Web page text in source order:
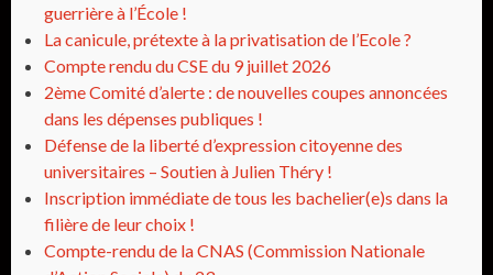
guerrière à l’École !
La canicule, prétexte à la privatisation de l’Ecole ?
Compte rendu du CSE du 9 juillet 2026
2ème Comité d’alerte : de nouvelles coupes annoncées
dans les dépenses publiques !
Défense de la liberté d’expression citoyenne des
universitaires – Soutien à Julien Théry !
Inscription immédiate de tous les bachelier(e)s dans la
filière de leur choix !
Compte-rendu de la CNAS (Commission Nationale